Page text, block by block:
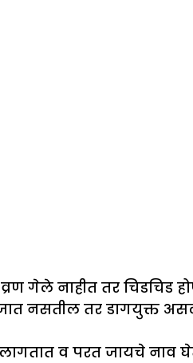
गेले नाहीत तर चिडचिड
नसतील तर डागयुक्त
व परत जायचे नाव